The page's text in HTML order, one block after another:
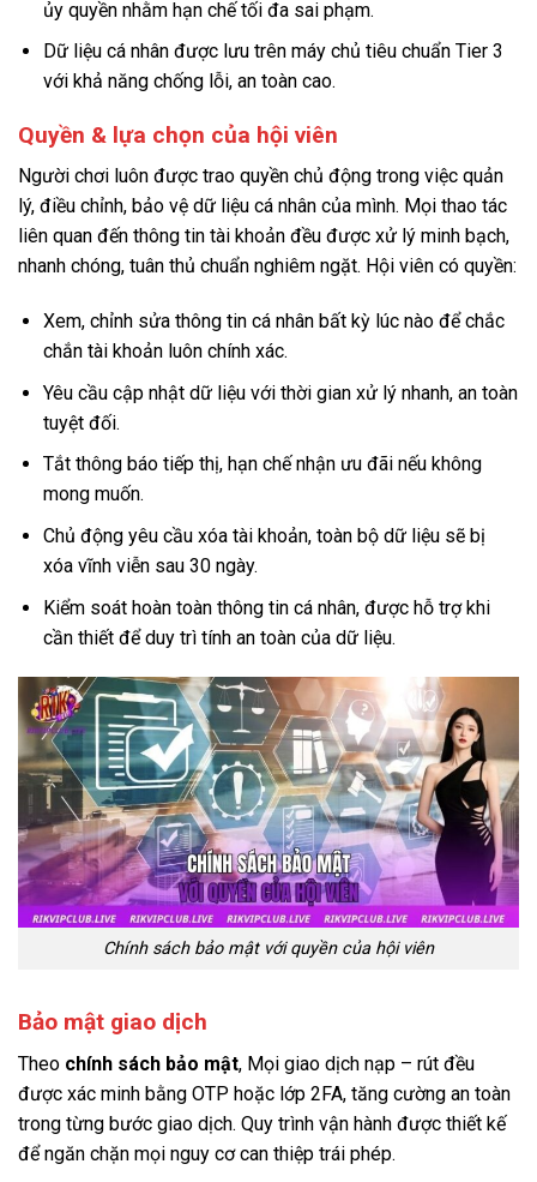
ủy quyền nhằm hạn chế tối đa sai phạm.
Dữ liệu cá nhân được lưu trên máy chủ tiêu chuẩn Tier 3
với khả năng chống lỗi, an toàn cao.
Quyền & lựa chọn của hội viên
Người chơi luôn được trao quyền chủ động trong việc quản
lý, điều chỉnh, bảo vệ dữ liệu cá nhân của mình. Mọi thao tác
liên quan đến thông tin tài khoản đều được xử lý minh bạch,
nhanh chóng, tuân thủ chuẩn nghiêm ngặt. Hội viên có quyền:
Xem, chỉnh sửa thông tin cá nhân bất kỳ lúc nào để chắc
chắn tài khoản luôn chính xác.
Yêu cầu cập nhật dữ liệu với thời gian xử lý nhanh, an toàn
tuyệt đối.
Tắt thông báo tiếp thị, hạn chế nhận ưu đãi nếu không
mong muốn.
Chủ động yêu cầu xóa tài khoản, toàn bộ dữ liệu sẽ bị
xóa vĩnh viễn sau 30 ngày.
Kiểm soát hoàn toàn thông tin cá nhân, được hỗ trợ khi
cần thiết để duy trì tính an toàn của dữ liệu.
Chính sách bảo mật với quyền của hội viên
Bảo mật giao dịch
Theo chính sách bảo mật, Mọi giao dịch nạp – rút đều
được xác minh bằng OTP hoặc lớp 2FA, tăng cường an toàn
trong từng bước giao dịch. Quy trình vận hành được thiết kế
để ngăn chặn mọi nguy cơ can thiệp trái phép.